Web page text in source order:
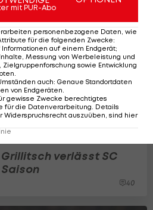
verlässt SC
40
mit PUR-Abo
personenbezogene Daten, wie
für die folgenden Zwecke:
auf einem Endgerät;
Messung von Werbeleistung und
sowie Entwicklung
.
auch: Genaue Standortdaten
von Endgeräten.
gewisse Zwecke berechtigtes
für die Datenverarbeitung. Details
Widerspruchsrecht auszuüben, sind hier